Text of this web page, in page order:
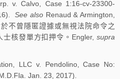
v. Calvo, Case 1:16-cv-23300-
See also Renaud & Armington,
不曾隱匿證據或無視法院命令之
核發單方扣押令。Engler, supra
LLC v. Pendolino, Case No:
Jan. 23, 2017).